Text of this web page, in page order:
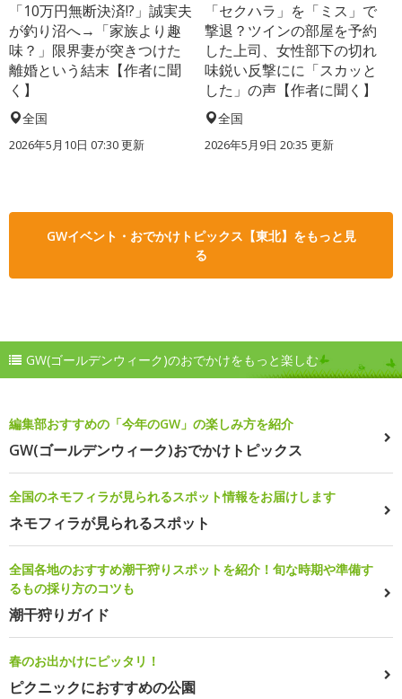
「10万円無断決済!?」誠実夫
が釣り沼へ→「家族より趣
味？」限界妻が突きつけた
離婚という結末【作者に聞
く】
全国
2026年5月10日 07:30 更新
「セクハラ」を「ミス」で
撃退？ツインの部屋を予約
した上司、女性部下の切れ
味鋭い反撃にに「スカッと
した」の声【作者に聞く】
全国
2026年5月9日 20:35 更新
GWイベント・おでかけトピックス【東北】をもっと見
る
GW(ゴールデンウィーク)のおでかけをもっと楽しむ
編集部おすすめの「今年のGW」の楽しみ方を紹介
GW(ゴールデンウィーク)おでかけトピックス
全国のネモフィラが見られるスポット情報をお届けします
ネモフィラが見られるスポット
全国各地のおすすめ潮干狩りスポットを紹介！旬な時期や準備す
るもの採り方のコツも
潮干狩りガイド
春のお出かけにピッタリ！
ピクニックにおすすめの公園